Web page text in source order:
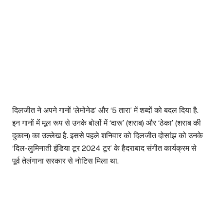
दिलजीत ने अपने गानों ‘लेमोनेड’ और ‘5 तारा’ में शब्दों को बदल दिया है.
इन गानों में मूल रूप से उनके बोलों में ‘दारू’ (शराब) और ‘ठेका’ (शराब की
दुकान) का उल्लेख है. इससे पहले शनिवार को दिलजीत दोसांझ को उनके
‘दिल-लुमिनाती इंडिया टूर 2024 टूर’ के हैदराबाद संगीत कार्यक्रम से
पूर्व तेलंगाना सरकार से नोटिस मिला था.